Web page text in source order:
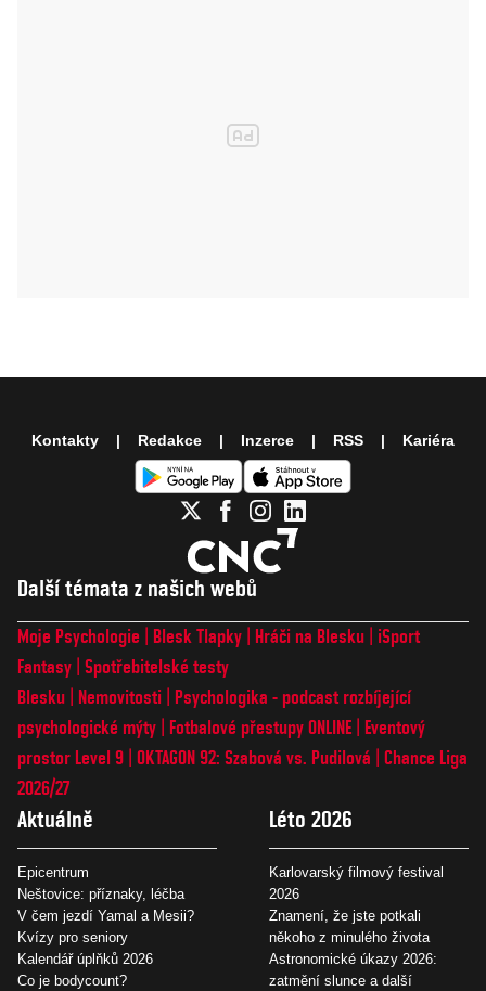
Další témata z našich webů
Moje Psychologie Blesk Tlapky Hráči na Blesku
iSport
Fantasy Spotřebitelské testy
Blesku
Nemovitosti
Psychologika - podcast rozbíjející
psychologické mýty
Fotbalové přestupy ONLINE
Eventový
prostor Level 9 OKTAGON 92: Szabová vs. Pudilová
Chance Liga
2026/27
Aktuálně
Epicentrum
Neštovice: příznaky, léčba
V čem jezdí Yamal a Mesii?
Kvízy pro seniory
Kalendář úplňků 2026
Co je bodycount?
Léto 2026
Karlovarský filmový festival
2026
Znamení, že jste potkali
někoho z minulého života
Astronomické úkazy 2026:
zatmění slunce a další
Kontakty Redakce Inzerce RSS Kariéra